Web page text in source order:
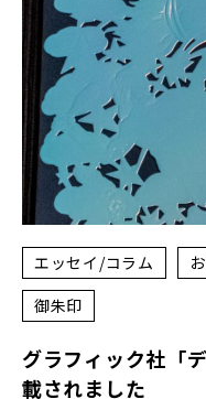
エッセイ/コラム
御朱印
グラフィック社「
載されました